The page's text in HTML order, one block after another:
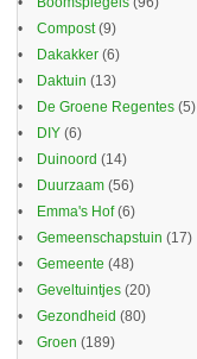
Compost(9)
Dakakker (6)
Daktuin (13)
De Groene Regentes (5)
DIY (6)
Duinoord (14)
Duurzaam (56)
Emma's Hof(6)
Gemeenschapstuin (17)
Gemeente (48)
Geveltuintjes (20)
Gezondheid (80)
Groen (189)